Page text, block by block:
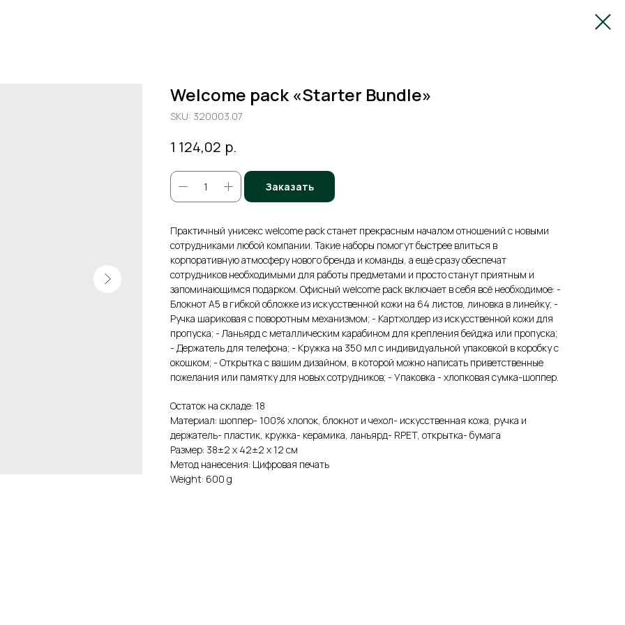
Welcome pack «Starter Bundle»
SKU: 320003.07
1 124,02 р.
Заказать
Практичный унисекс welcome pack станет прекрасным началом отношений с новыми
сотрудниками любой компании. Такие наборы помогут быстрее влиться в
корпоративную атмосферу нового бренда и команды, а ещё сразу обеспечат
сотрудников необходимыми для работы предметами и просто станут приятным и
запоминающимся подарком. Офисный welcome pack включает в себя всё необходимое: -
Блокнот А5 в гибкой обложке из искусственной кожи на 64 листов, линовка в линейку; -
Ручка шариковая с поворотным механизмом; - Картхолдер из искусственной кожи для
пропуска; - Ланьярд с металлическим карабином для крепления бейджа или пропуска;
- Держатель для телефона; - Кружка на 350 мл с индивидуальной упаковкой в коробку с
окошком; - Открытка с вашим дизайном, в которой можно написать приветственные
пожелания или памятку для новых сотрудников; - Упаковка - хлопковая сумка-шоппер.
Остаток на складе: 18
Материал: шоппер- 100% хлопок, блокнот и чехол- искусственная кожа, ручка и
держатель- пластик, кружка- керамика, ланъярд- RPET, открытка- бумага
Размер: 38±2 х 42±2 х 12 см
Метод нанесения: Цифровая печать
Weight: 600 g